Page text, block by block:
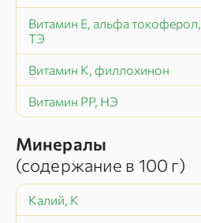
Витамин Е, альфа токоферол,
ТЭ
Витамин К, филлохинон
Витамин РР, НЭ
Минералы
(содержание в 100 г)
Калий, K